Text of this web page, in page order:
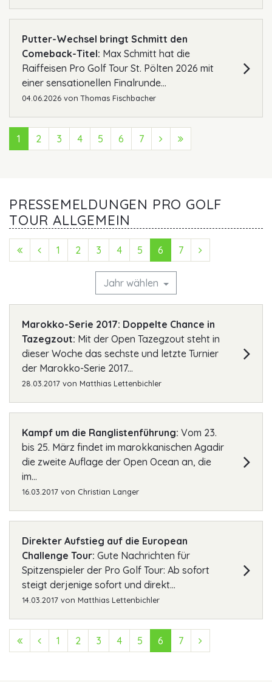
Putter-Wechsel bringt Schmitt den
Comeback-Titel: Max Schmitt hat die
Raiffeisen Pro Golf Tour St. Pölten 2026 mit
einer sensationellen Finalrunde...
04.06.2026 vonThomas Fischbacher
1 2 3 4 5 6 7 Next (Vorwärts)
PRESSEMELDUNGEN PRO GOLF
TOUR ALLGEMEIN
First (Anfang)
Previous (Zurück)
1 2 3 4 5 6 7
Jahr wählen
Marokko-Serie 2017: Doppelte Chance in
Tazegzout: Mit der Open Tazegzout steht in
dieser Woche das sechste und letzte Turnier
der Marokko-Serie 2017...
28.03.2017 von Matthias Lettenbichler
Kampf um die Ranglistenführung: Vom 23.
bis 25. März findet im marokkanischen Agadir
die zweite Auflage der Open Ocean an, die
im...
16.03.2017 von Christian Langer
Direkter Aufstieg auf die European
Challenge Tour: Gute Nachrichten für
Spitzenspieler der Pro Golf Tour: Ab sofort
steigt derjenige sofort und direkt...
14.03.2017 von Matthias Lettenbichler
First (Anfang)
Previous (Zurück)
1 2 3 4 5 6 7